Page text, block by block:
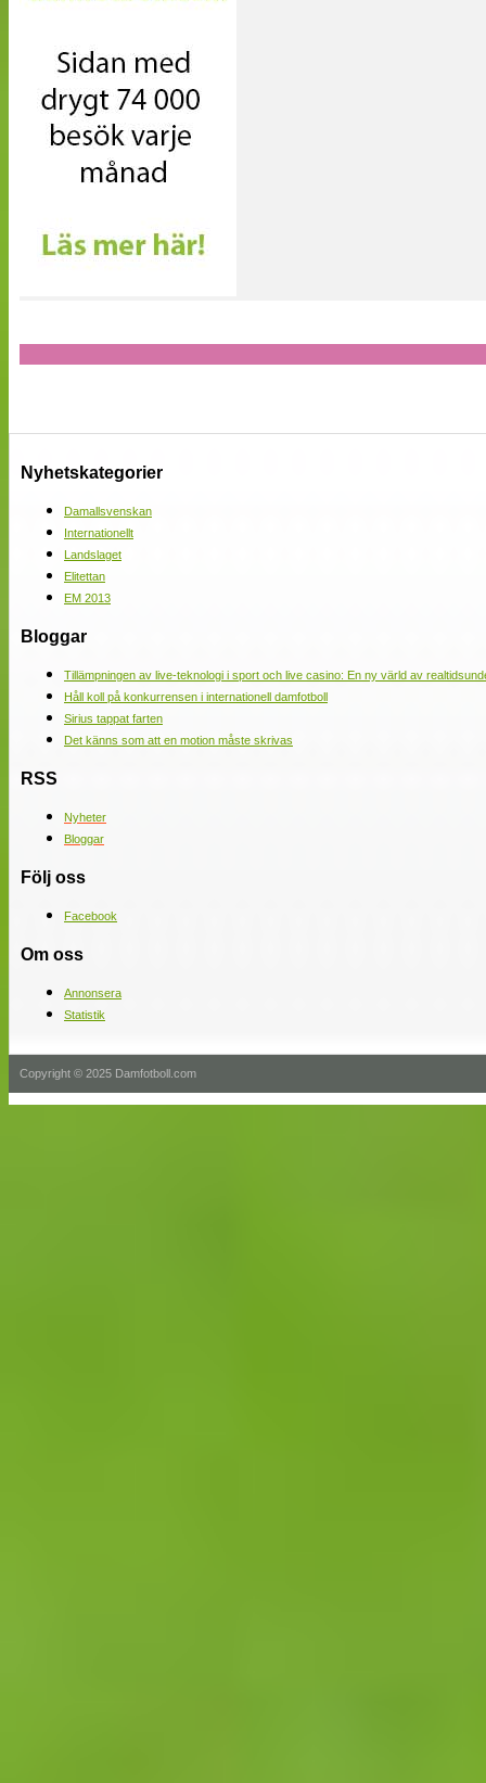
Nyhetskategorier
Damallsvenskan
Internationellt
Landslaget
Elitettan
EM 2013
Bloggar
Tillämpningen av live-teknologi i sport och live casino: En ny värld av
Håll koll på konkurrensen i internationell damfotboll
Sirius tappat farten
Det känns som att en motion måste skrivas
RSS
Nyheter
Bloggar
Följ oss
Facebook
Om oss
Annonsera
Statistik
Copyright © 2025 Damfotboll.com